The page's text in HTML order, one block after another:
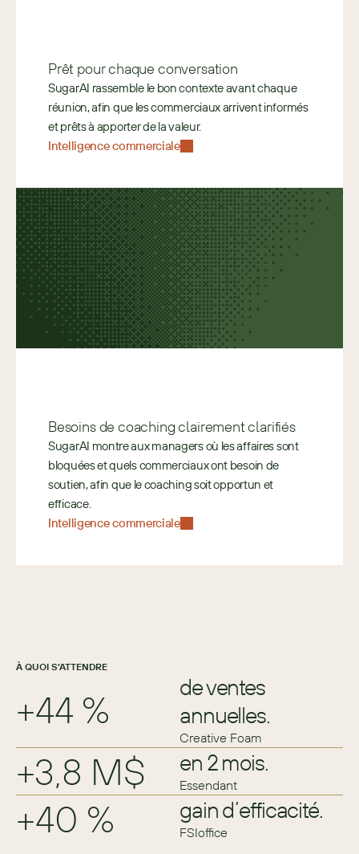
Prêt pour chaque conversation
SugarAI rassemble le bon contexte avant chaque
réunion, afin que les commerciaux arrivent informés
et prêts à apporter de la valeur.
Intelligence commerciale
Besoins de coaching clairement clarifiés
SugarAI montre aux managers où les affaires sont
bloquées et quels commerciaux ont besoin de
soutien, afin que le coaching soit opportun et
efficace.
Intelligence commerciale
À QUOI S’ATTENDRE
+44 %
de ventes
annuelles.
Creative Foam
+3,8 M$ en 2 mois.
Essendant
+40 % gain d’efficacité.
FSIoffice